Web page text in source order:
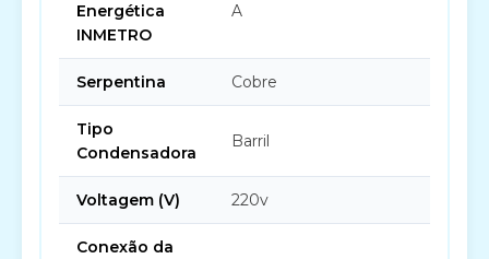
Energética
INMETRO
A
Serpentina Cobre
Tipo
Condensadora
Barril
Voltagem (V) 220v
Conexão da